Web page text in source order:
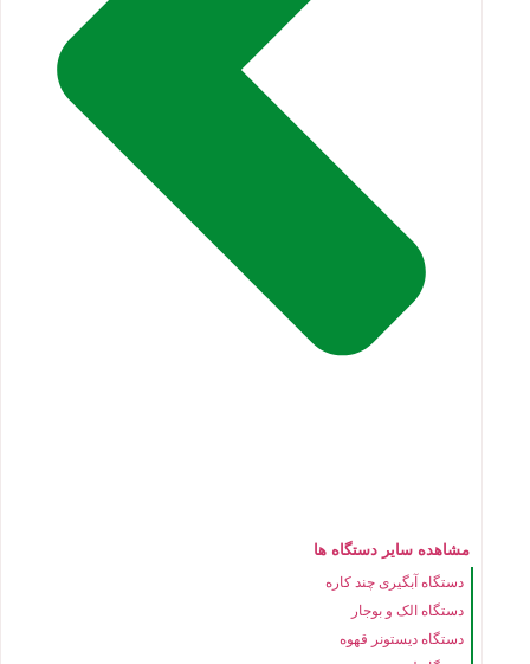
مشاهده سایر دستگاه ها
دستگاه آبگیری چند کاره
دستگاه الک و بوجار
دستگاه دیستونر قهوه